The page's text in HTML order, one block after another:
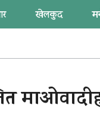
खेलकुद